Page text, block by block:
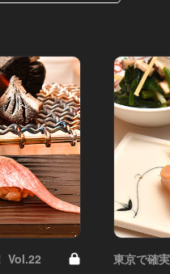
Vol.22 東京で確